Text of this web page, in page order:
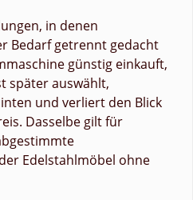
in denen
Bedarf getrennt gedacht
günstig einkauft,
später auswählt,
und verliert den Blick
Dasselbe gilt für
Edelstahlmöbel ohne